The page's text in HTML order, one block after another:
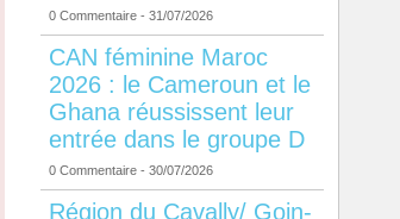
0 Commentaire - 31/07/2026
CAN féminine Maroc
2026 : le Cameroun et le
Ghana réussissent leur
entrée dans le groupe D
0 Commentaire - 30/07/2026
Région du Cavally/ Goin-